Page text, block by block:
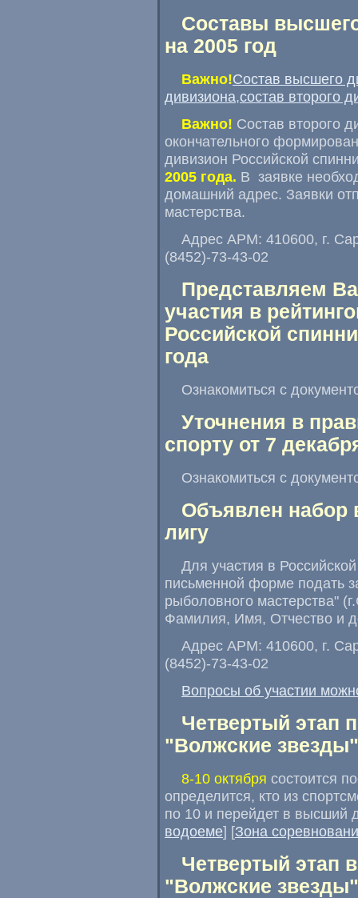
Составы
на 2005 год
Важно!Состав высшего
дивизиона,состав второго
Важно! Состав второго
окончательного
дивизион Российской
2005 года. В заявке
домашний адрес. Заявки
мастерства.
Адрес АРМ: 410600, г.
(8452)-73-43-02
Представляем
участия в
Российской
года
Ознакомиться с
Уточнения в
спорту от 7
Ознакомиться с
Объявлен набор
лигу
Для участия в
письменной форме подать
рыболовного мастерства"
Фамилия, Имя, Отчество и
Адрес АРМ: 410600, г.
(8452)-73-43-02
Вопросы об участии
Четвертый этап
"Волжские звезды"
8-10 октября состоится
определится, кто из
по 10 и перейдет в высший
водоеме] [Зона
Четвертый этап
"Волжские звезды"